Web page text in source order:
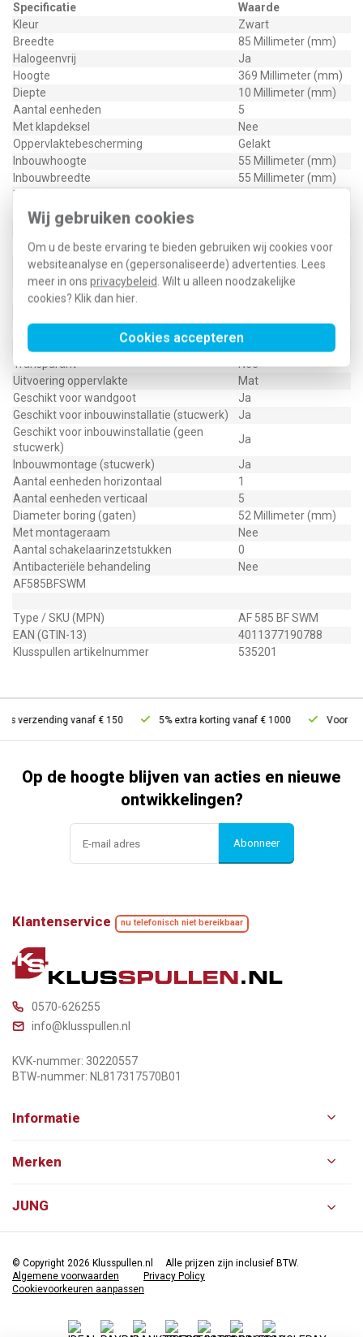
Wij gebruiken cookies
Om u de beste ervaring te bieden gebruiken wij cookies voor
websiteanalyse en (gepersonaliseerde) advertenties. Lees
meer in ons privacybeleid . Wilt u alleen noodzakelijke
cookies? Klik dan hier
Cookies accepteren
Specificatie
Waarde
Kleur
Zwart
Breedte
85 Millimeter (mm)
Halogeenvrij
Ja
Hoogte
369 Millimeter (mm)
Diepte
10 Millimeter (mm)
Aantal eenheden
5
Met klapdeksel
Nee
Oppervlaktebescherming
Gelakt
Inbouwhoogte
55 Millimeter (mm)
Inbouwbreedte
55 Millimeter (mm)
Tekstveld/beschrijvingsvlak
Materiaalkwaliteit
Materiaal
Bevestigingswijze
Overig
Montagerichting
Horizontaal en
verticaal
RAL-nummer (vergelijkbaar)
Beschermingsgraad (IP)
Geschikt voor vloerpot
Nee
Transparant
Nee
Uitvoering oppervlakte
Mat
Geschikt voor wandgoot
Ja
Geschikt voor inbouwinstallatie (stucwerk)
Ja
Geschikt voor inbouwinstallatie (geen
stucwerk)
Ja
Inbouwmontage (stucwerk)
Ja
Aantal eenheden horizontaal
1
Aantal eenheden verticaal
5
Diameter boring (gaten)
52 Millimeter (mm)
Met montageraam
Nee
Aantal schakelaarinzetstukken
0
Antibacteriële behandeling
Nee
AF585BFSWM
Type / SKU (MPN)
AF 585 BF SWM
EAN (GTIN-13)
4011377190788
Klusspullen artikelnummer
535201
verzending vanaf € 150 5% extra korting vanaf € 1000 Voor
Op de hoogte blijven van acties en nieuwe
ontwikkelingen?
Abonneer
Klantenservice nu telefonisch niet bereikbaar
0570-626255
info@klusspullen.nl
KVK-nummer: 30220557
BTW-nummer: NL817317570B01
Informatie
Merken
JUNG
© Copyright 2026 Klusspullen.nl
Alle prijzen zijn inclusief BTW.
Algemene voorwaarden
Privacy Policy
Cookievoorkeuren aanpassen